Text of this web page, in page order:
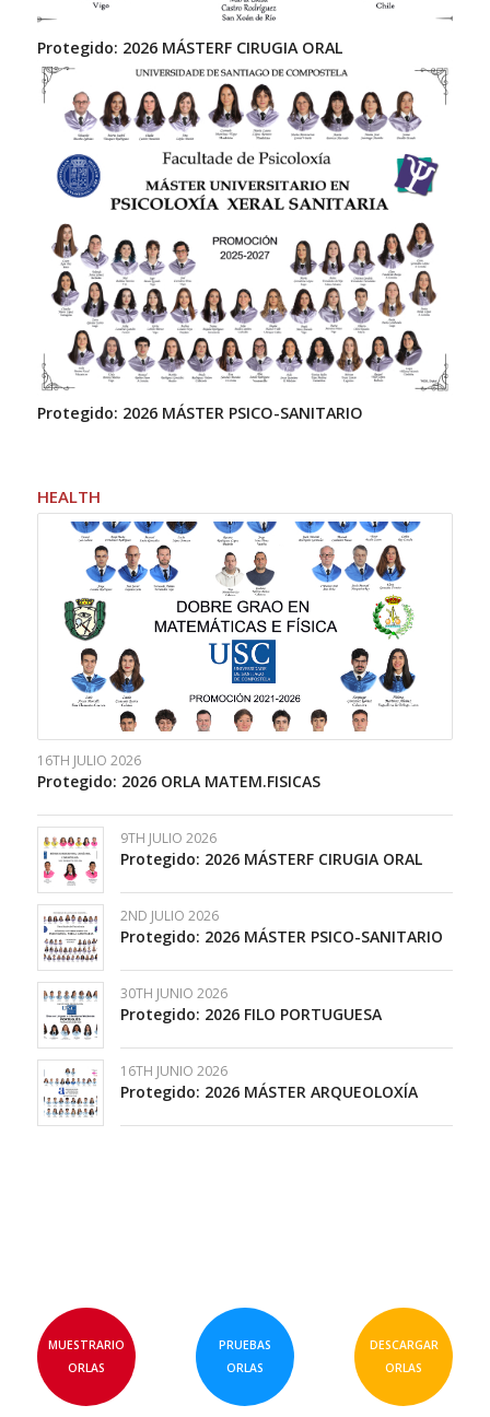
Protegido: 2026 MÁSTERF CIRUGIA ORAL
Protegido: 2026 MÁSTER PSICO-SANITARIO
HEALTH
16TH JULIO 2026
Protegido: 2026 ORLA MATEM.FISICAS
9TH JULIO 2026
Protegido: 2026 MÁSTERF CIRUGIA ORAL
2ND JULIO 2026
Protegido: 2026 MÁSTER PSICO-SANITARIO
30TH JUNIO 2026
Protegido: 2026 FILO PORTUGUESA
16TH JUNIO 2026
Protegido: 2026 MÁSTER ARQUEOLOXÍA
MUESTRARIO
ORLAS
PRUEBAS
ORLAS
DESCARGAR
ORLAS